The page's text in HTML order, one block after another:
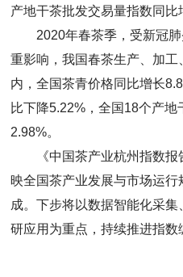
产地干茶批发交易量指数同比
2020年春茶季，受新冠肺
重影响，我国春茶生产、加
内，全国茶青价格同比增长
比下降5.22%，全国18个产
2.98%。
《中国茶产业杭州指数报
映全国茶产业发展与市场运
成。下步将以数据智能化采
研应用为重点，持续推进指数